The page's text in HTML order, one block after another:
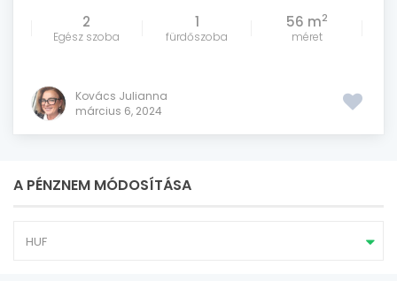
2
Egész szoba
1
fürdőszoba
56 m2
méret
Kovács Julianna
március 6, 2024
A PÉNZNEM MÓDOSÍTÁSA
HUF